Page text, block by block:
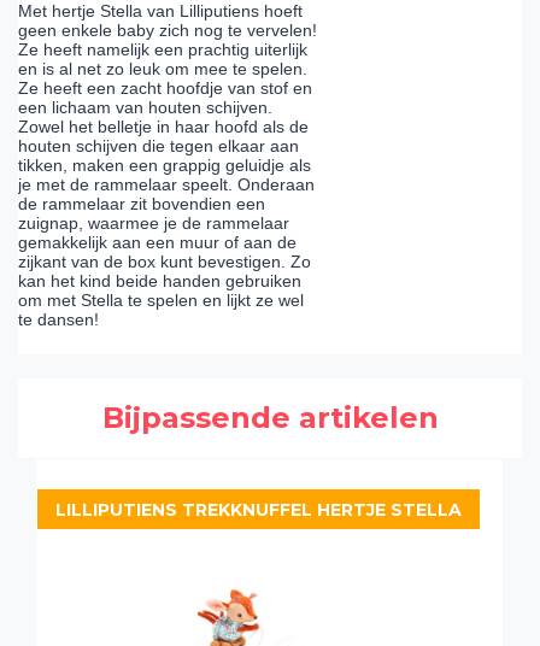
Met hertje Stella van Lilliputiens hoeft
geen enkele baby zich nog te vervelen!
Ze heeft namelijk een prachtig uiterlijk
en is al net zo leuk om mee te spelen.
Ze heeft een zacht hoofdje van stof en
een lichaam van houten schijven.
Zowel het belletje in haar hoofd als de
houten schijven die tegen elkaar aan
tikken, maken een grappig geluidje als
je met de rammelaar speelt. Onderaan
de rammelaar zit bovendien een
zuignap, waarmee je de rammelaar
gemakkelijk aan een muur of aan de
zijkant van de box kunt bevestigen. Zo
kan het kind beide handen gebruiken
om met Stella te spelen en lijkt ze wel
te dansen!
Bijpassende artikelen
LILLIPUTIENS TREKKNUFFEL HERTJE STELLA